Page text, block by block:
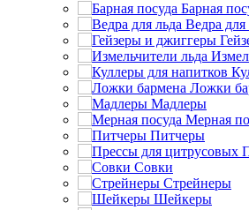
Барная
Ведра для
Ложки
Мадлеры
Мерная
Питчеры
Совки
Стрейнеры
Шейкеры